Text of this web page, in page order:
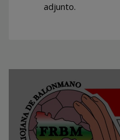
adjunto.